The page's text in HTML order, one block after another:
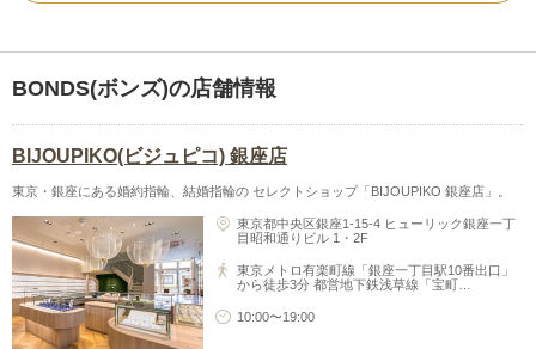
BONDS(ボンズ)の店舗情報
BIJOUPIKO(ビジュピコ) 銀座店
東京・銀座にある婚約指輪、結婚指輪の セレクトショップ「BIJOUPIKO 銀座店」。
東京都中央区銀座1-15-4 ヒューリック銀座一丁
目昭和通りビル 1・2F
東京メトロ有楽町線「銀座一丁目駅10番出口」
から徒歩3分 都営地下鉄浅草線「宝町…
10:00〜19:00